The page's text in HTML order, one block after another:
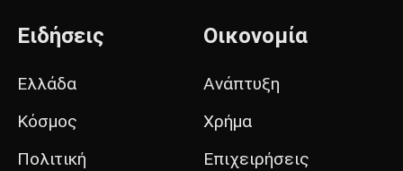
Ειδήσεις
Ελλάδα
Κόσμος
Πολιτική
Οικονομία
Ανάπτυξη
Χρήμα
Επιχειρήσεις